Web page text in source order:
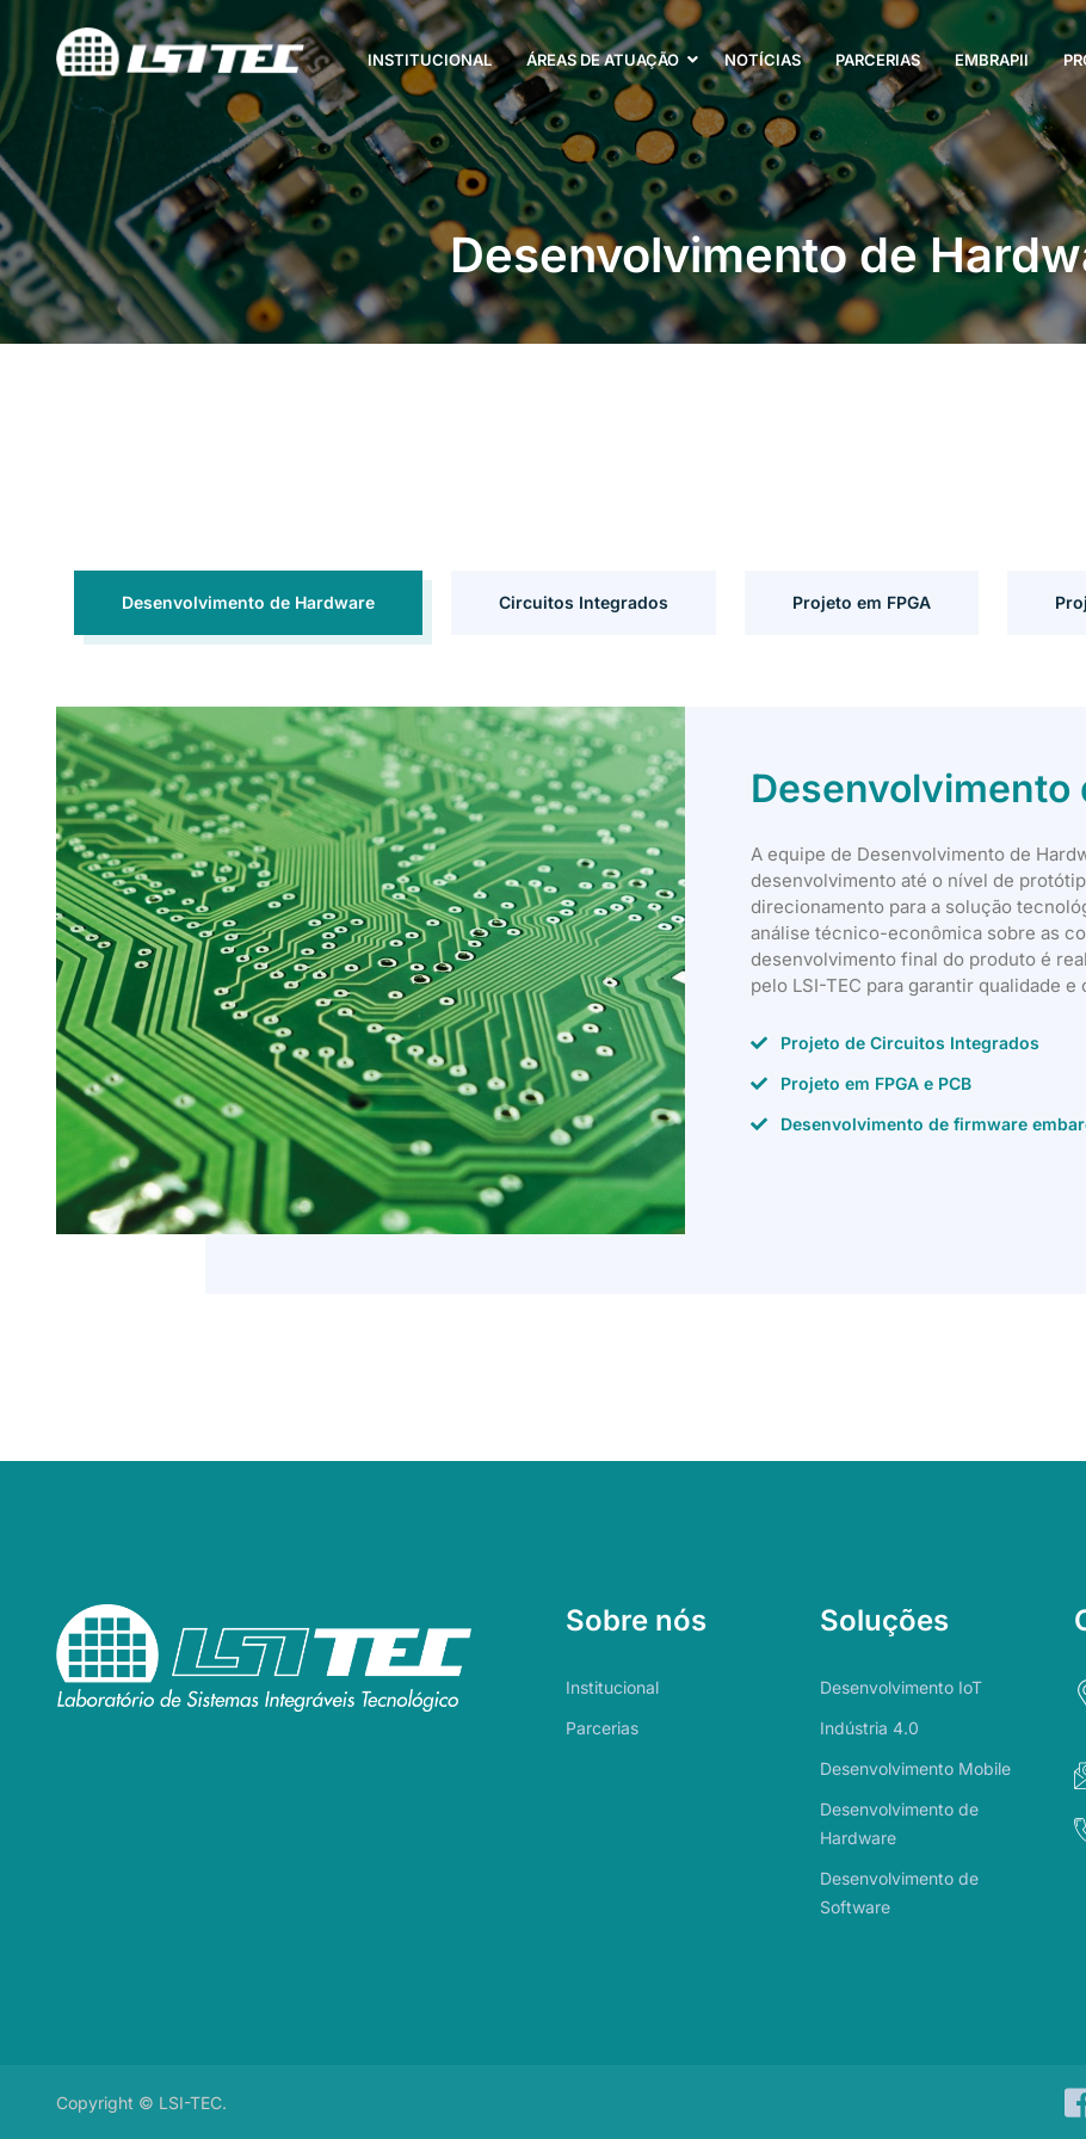
INSTITUCIONAL ÁREAS DE ATUAÇÃO NOTÍCIAS PARCERIAS EMBRAPII
Desenvolvimento de
Desenvolvimento de Hardware Circuitos Integrados Projeto em FPGA
Desenvolvimento
A equipe de Desenvolvimento de
desenvolvimento até o nível de
direcionamento para a solução
análise técnico-econômica sobre as
desenvolvimento final do produto é
pelo LSI-TEC para garantir qualidade
Projeto de Circuitos Integrados
Projeto em FPGA e PCB
Desenvolvimento de firmware
Sobre nós
Institucional
Parcerias
Soluções
Desenvolvimento IoT
Indústria 4.0
Desenvolvimento Mobile
Desenvolvimento de
Hardware
Desenvolvimento de
Software
Copyright © LSI-TEC.